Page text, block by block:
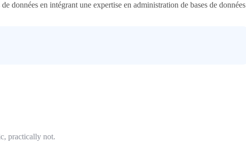
données en intégrant une expertise en administration de bases de données
practically not.